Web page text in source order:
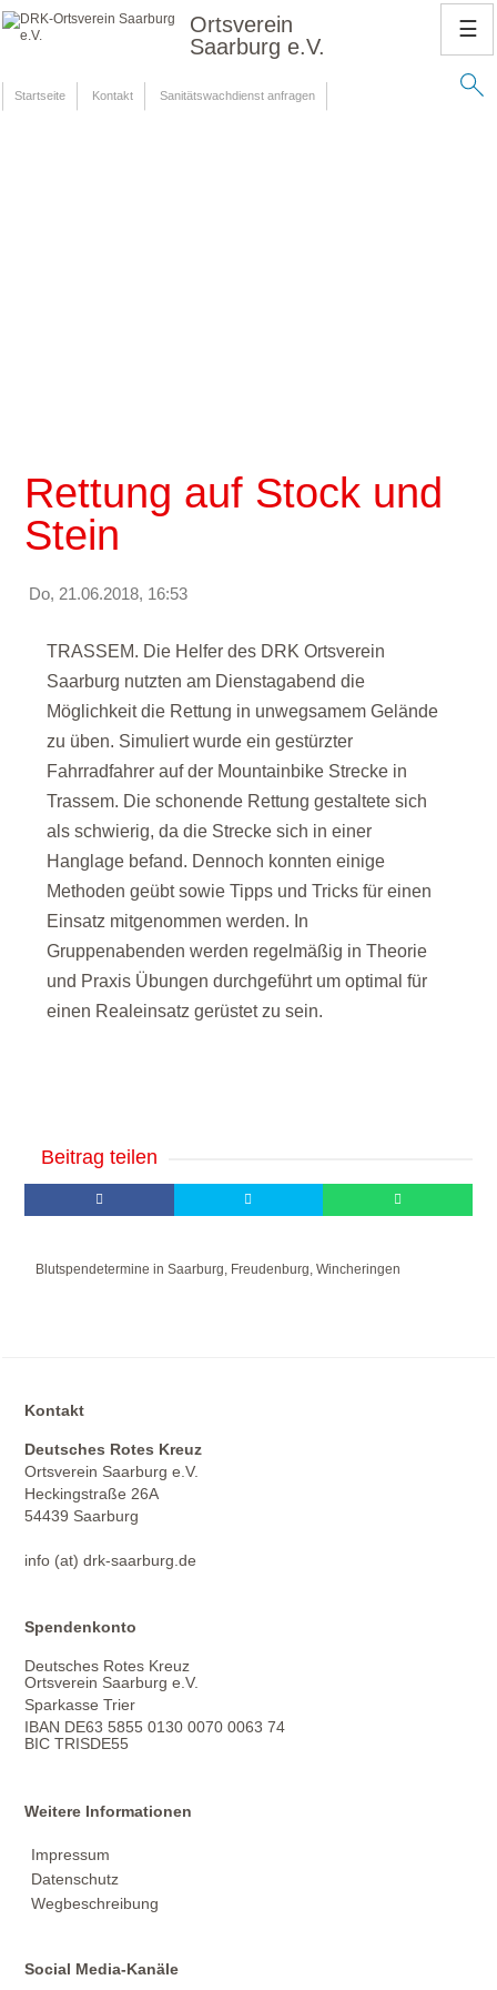
Ortsverein
Saarburg e.V.
Startseite Kontakt Sanitätswachdienst anfragen
☰
Rettung auf Stock und
Stein
Do, 21.06.2018, 16:53
TRASSEM. Die Helfer des DRK Ortsverein
Saarburg nutzten am Dienstagabend die
Möglichkeit die Rettung in unwegsamem Gelände
zu üben. Simuliert wurde ein gestürzter
Fahrradfahrer auf der Mountainbike Strecke in
Trassem. Die schonende Rettung gestaltete sich
als schwierig, da die Strecke sich in einer
Hanglage befand. Dennoch konnten einige
Methoden geübt sowie Tipps und Tricks für einen
Einsatz mitgenommen werden. In
Gruppenabenden werden regelmäßig in Theorie
und Praxis Übungen durchgeführt um optimal für
einen Realeinsatz gerüstet zu sein.
Beitrag teilen
Blutspendetermine in Saarburg, Freudenburg, Wincheringen
Kontakt
Deutsches Rotes Kreuz
Ortsverein Saarburg e.V.
Heckingstraße 26A
54439 Saarburg
info (at) drk-saarburg.de
Spendenkonto
Deutsches Rotes Kreuz
Ortsverein Saarburg e.V.
Sparkasse Trier
IBAN DE63 5855 0130 0070 0063 74
BIC TRISDE55
Weitere Informationen
Impressum
Datenschutz
Wegbeschreibung
Social Media-Kanäle